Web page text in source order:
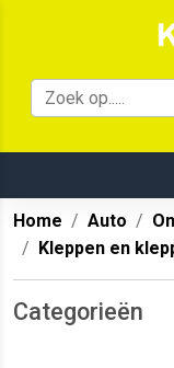
Home Auto
Kleppen en
Categorieën